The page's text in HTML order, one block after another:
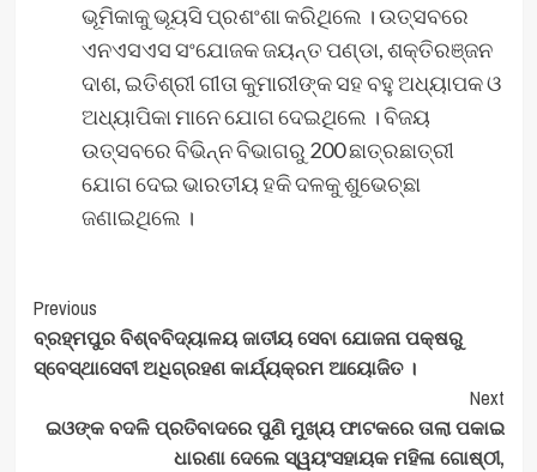
ଭୂମିକାକୁ ଭୂୟସି ପ୍ରଶଂଶା କରିଥିଲେ । ଉତ୍ସବରେ
ଏନଏସଏସ ସଂଯୋଜକ ଜୟନ୍ତ ପଣ୍ଡା, ଶକ୍ତିରଞ୍ଜନ
ଦାଶ, ଇତିଶ୍ରୀ ଗୀତା କୁମାରୀଙ୍କ ସହ ବହୁ ଅଧ୍ୟାପକ ଓ
ଅଧ୍ୟାପିକା ମାନେ ଯୋଗ ଦେଇଥିଲେ । ବିଜୟ
ଉତ୍ସବରେ ବିଭିନ୍ନ ବିଭାଗରୁ 200 ଛାତ୍ରଛାତ୍ରୀ
ଯୋଗ ଦେଇ ଭାରତୀୟ ହକି ଦଳକୁ ଶୁଭେଚ୍ଛା
ଜଣାଇଥିଲେ ।
Post
Navigation
Previous
ବ୍ରହ୍ମପୁର ବିଶ୍ବବିଦ୍ୟାଳୟ ଜାତୀୟ ସେବା ଯୋଜନା ପକ୍ଷରୁ
ସ୍ବେସ୍ଥାସେବୀ ଅଧିଗ୍ରହଣ କାର୍ଯ୍ୟକ୍ରମ ଆୟୋଜିତ ।
Next
ଇଓଙ୍କ ବଦଳି ପ୍ରତିବାଦରେ ପୁଣି ମୁଖ୍ୟ ଫାଟକରେ ତାଲା ପକାଇ
ଧାରଣା ଦେଲେ ସ୍ୱୟଂସହାୟକ ମହିଳା ଗୋଷ୍ଠୀ,